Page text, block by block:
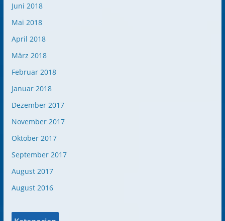
Juni 2018
Mai 2018
April 2018
März 2018
Februar 2018
Januar 2018
Dezember 2017
November 2017
Oktober 2017
September 2017
August 2017
August 2016